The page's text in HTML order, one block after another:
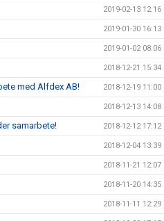
2019-02-13 12:16
2019-01-30 16:13
2019-01-02 08:06
2018-12-21 15:34
med Alfdex AB! 2018-12-19 11:00
2018-12-13 14:08
samarbete! 2018-12-12 17:12
2018-12-04 13:39
2018-11-21 12:07
2018-11-20 14:35
2018-11-11 12:29